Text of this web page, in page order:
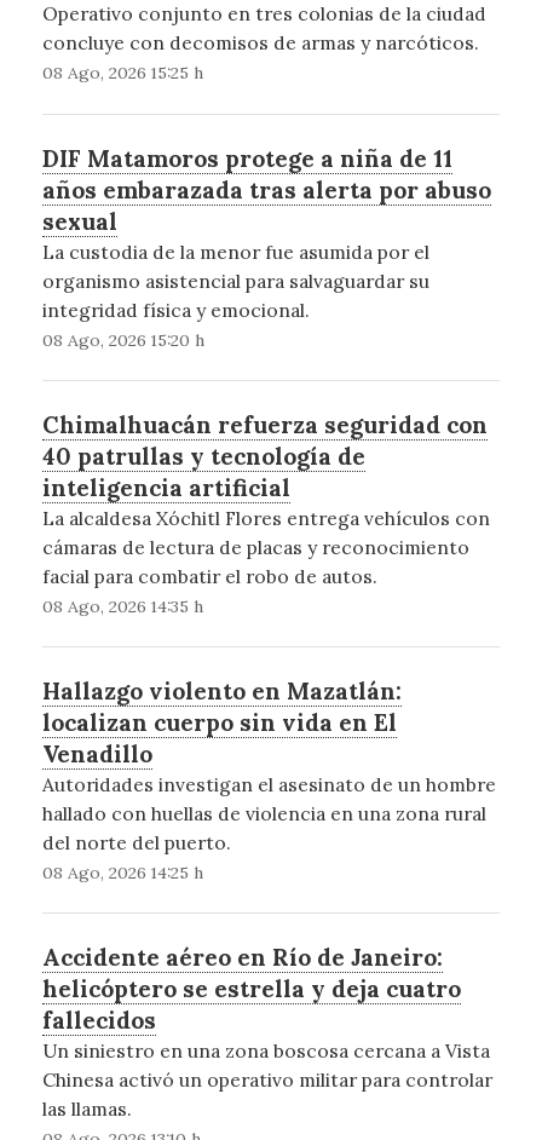
Operativo conjunto en tres colonias de la ciudad
concluye con decomisos de armas y narcóticos.
08 Ago, 2026 15:25 h
DIF Matamoros protege a niña de 11
años embarazada tras alerta por abuso
sexual
La custodia de la menor fue asumida por el
organismo asistencial para salvaguardar su
integridad física y emocional.
08 Ago, 2026 15:20 h
Chimalhuacán refuerza seguridad con
40 patrullas y tecnología de
inteligencia artificial
La alcaldesa Xóchitl Flores entrega vehículos con
cámaras de lectura de placas y reconocimiento
facial para combatir el robo de autos.
08 Ago, 2026 14:35 h
Hallazgo violento en Mazatlán:
localizan cuerpo sin vida en El
Venadillo
Autoridades investigan el asesinato de un hombre
hallado con huellas de violencia en una zona rural
del norte del puerto.
08 Ago, 2026 14:25 h
Accidente aéreo en Río de Janeiro:
helicóptero se estrella y deja cuatro
fallecidos
Un siniestro en una zona boscosa cercana a Vista
Chinesa activó un operativo militar para controlar
las llamas.